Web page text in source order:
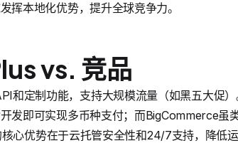
本地化优势，提升全球竞争力。
vs. 竞品
定制功能，支持大规模流量（如黑五大促）
发即可实现多币种支付；而BigCommerce虽
优势在于云托管安全性和24/7支持，降低运